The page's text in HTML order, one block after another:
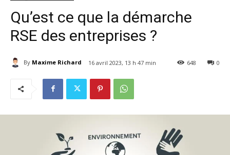
Qu’est ce que la démarche
RSE des entreprises ?
By Maxime Richard 16 avril 2023, 13 h 47 min 0
648